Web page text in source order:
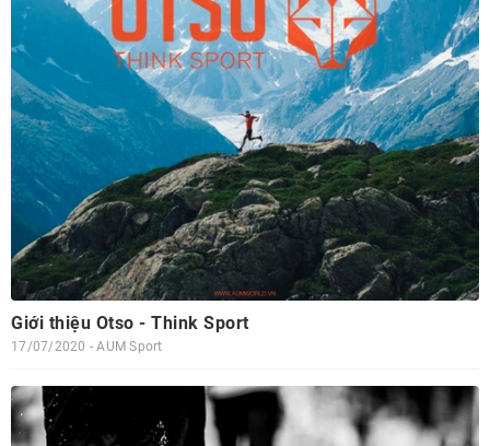
Giới thiệu Otso - Think Sport
17/07/2020 - AUM Sport